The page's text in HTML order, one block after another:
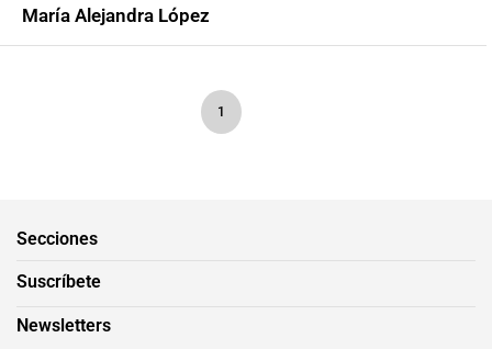
María Alejandra López
1
Secciones
Suscríbete
Newsletters